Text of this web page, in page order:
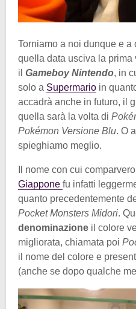
Torniamo a noi dunque e a
quella data usciva la
il Gameboy Nintendo, in
solo a Supermario in
accadrà anche in futuro, il
quella sarà la volta di
Pokémon Versione Blu. O
spieghiamo meglio.
Il nome con cui
Giappone fu infatti
quanto precedentemente
Pocket Monsters Midori.
denominazione il colore
migliorata, chiamata poi
il nome del colore e
(anche se dopo qualche